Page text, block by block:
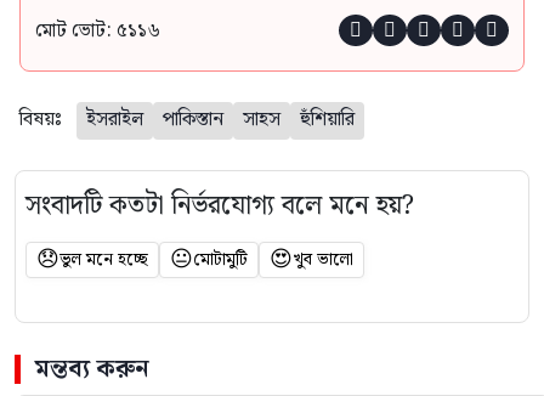
মোট ভোট: ৫১১৬     
বিষয়ঃ ইসরাইল পাকিস্তান সাহস হুঁশিয়ারি
সংবাদটি কতটা নির্ভরযোগ্য বলে মনে হয়?
😞ভুল মনে হচ্ছে 😐মোটামুটি 😍খুব ভালো
মন্তব্য করুন